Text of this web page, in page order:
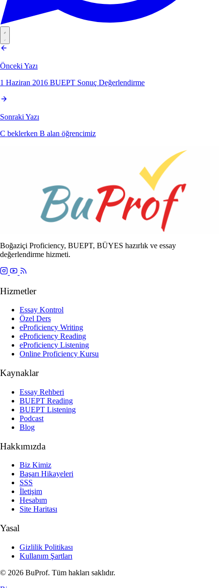
Önceki Yazı
1 Haziran 2016 BUEPT Sonuç Değerlendirme
Sonraki Yazı
C beklerken B alan öğrencimiz
Boğaziçi Proficiency, BUEPT, BÜYES hazırlık ve essay
değerlendirme hizmeti.
Hizmetler
Essay Kontrol
Özel Ders
eProficiency Writing
eProficiency Reading
eProficiency Listening
Online Proficiency Kursu
Kaynaklar
Essay Rehberi
BUEPT Reading
BUEPT Listening
Podcast
Blog
Hakkımızda
Biz Kimiz
Başarı Hikayeleri
SSS
İletişim
Hesabım
Site Haritası
Yasal
Gizlilik Politikası
Kullanım Şartları
© 2026 BuProf. Tüm hakları saklıdır.